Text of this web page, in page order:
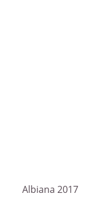
Albiana 2017